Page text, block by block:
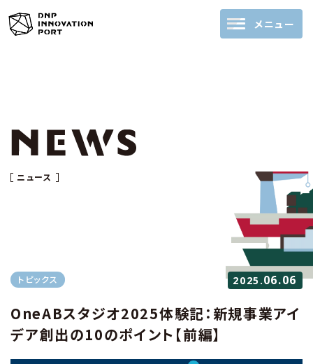
メニュー
ニュース
トピックス 2025.06.06
OneABスタジオ2025体験記：新規事業アイ
デア創出の10のポイント【前編】